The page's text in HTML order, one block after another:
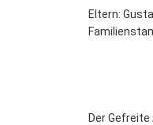
Eltern:
Der